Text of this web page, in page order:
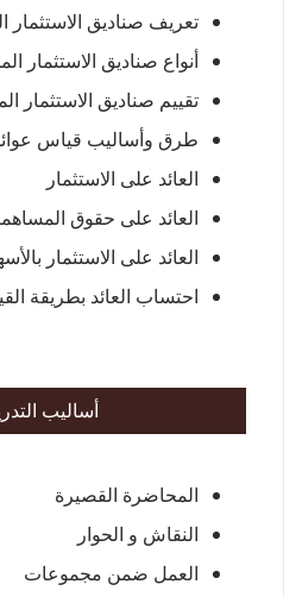
تعريف صناديق الاستثمار
أنواع صناديق الاستثمار
تقييم صناديق الاستثمار
طرق وأساليب قياس
العائد على الاستثمار
العائد على حقوق
العائد على الاستثمار
احتساب العائد بطريقة
أساليب
المحاضرة القصيرة
النقاش و الحوار
العمل ضمن مجموعات